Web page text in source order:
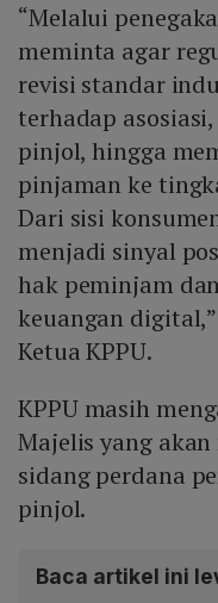
“Melalui
meminta agar
revisi standar
terhadap
pinjol, hingga
pinjaman ke
Dari sisi
menjadi sinyal
hak peminjam
keuangan
Ketua KPPU.
KPPU masih
Majelis yang
sidang perdana
pinjol.
Baca artikel ini